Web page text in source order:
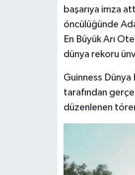
başarıya imza
öncülüğünde
En Büyük Arı
dünya rekoru
Guinness Dünya
tarafından
düzenlenen